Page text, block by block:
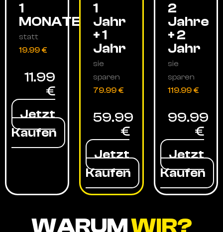
1
MONATE
statt
19.99 €
11.99
€
Jetzt
Kaufen
1
Jahr
+ 1
Jahr
sie
sparen
79.99 €
59.99
€
Jetzt
Kaufen
2
Jahre
+ 2
Jahr
sie
sparen
119.99 €
99.99
€
Jetzt
Kaufen
WARUMWIR?